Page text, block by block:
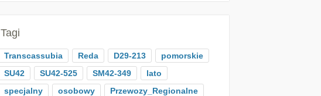
Tagi
Transcassubia Reda D29-213
pomorskie
SU42
SU42-525 SM42-349
lato
specjalny
osobowy Przewozy_Regionalne